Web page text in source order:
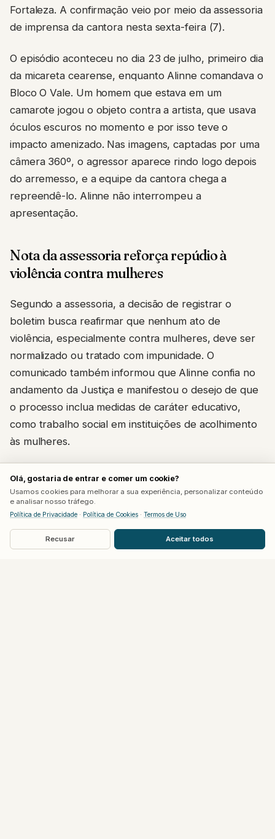
Fortaleza. A confirmação veio por meio da assessoria
de imprensa da cantora nesta sexta-feira (7).
O episódio aconteceu no dia 23 de julho, primeiro dia
da micareta cearense, enquanto Alinne comandava o
Bloco O Vale. Um homem que estava em um
camarote jogou o objeto contra a artista, que usava
óculos escuros no momento e por isso teve o
impacto amenizado. Nas imagens, captadas por uma
câmera 360º, o agressor aparece rindo logo depois
do arremesso, e a equipe da cantora chega a
repreendê-lo. Alinne não interrompeu a
apresentação.
Nota da assessoria reforça repúdio à
violência contra mulheres
Segundo a assessoria, a decisão de registrar o
boletim busca reafirmar que nenhum ato de
violência, especialmente contra mulheres, deve ser
normalizado ou tratado com impunidade. O
comunicado também informou que Alinne confia no
andamento da Justiça e manifestou o desejo de que
o processo inclua medidas de caráter educativo,
como trabalho social em instituições de acolhimento
às mulheres.
A cantora ainda agradeceu, via nota, as
manifestações de carinho e apoio recebidas desde a
repercussão do caso. O texto não menciona a
delegacia o registro foi feito.
Olá, gostaria de entrar e comer um cookie?
Usamos cookies para melhorar a sua experiência, personalizar conteúdo
e analisar nosso tráfego.
Política de Privacidade · Política de Cookies · Termos de Uso
Recusar Aceitar todos